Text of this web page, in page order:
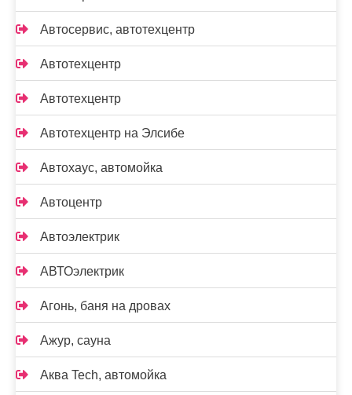
Автосервис, автотехцентр
Автотехцентр
Автотехцентр
Автотехцентр на Элсибе
Автохаус, автомойка
Автоцентр
Автоэлектрик
АВТОэлектрик
Агонь, баня на дровах
Ажур, сауна
Аква Tech, автомойка